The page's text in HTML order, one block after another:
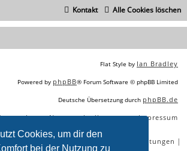
Cookies, um dir den
bei der Nutzung zu
Alle Cookies löschen
Kontakt
Flat Style by Ian Bradley
Powered by phpBB® Forum Software © phpBB Limited
Deutsche Übersetzung durch phpBB.de
|Nutzungsbedingungen|Impressum
SEO Online Tools SEO Dienstleistungen |